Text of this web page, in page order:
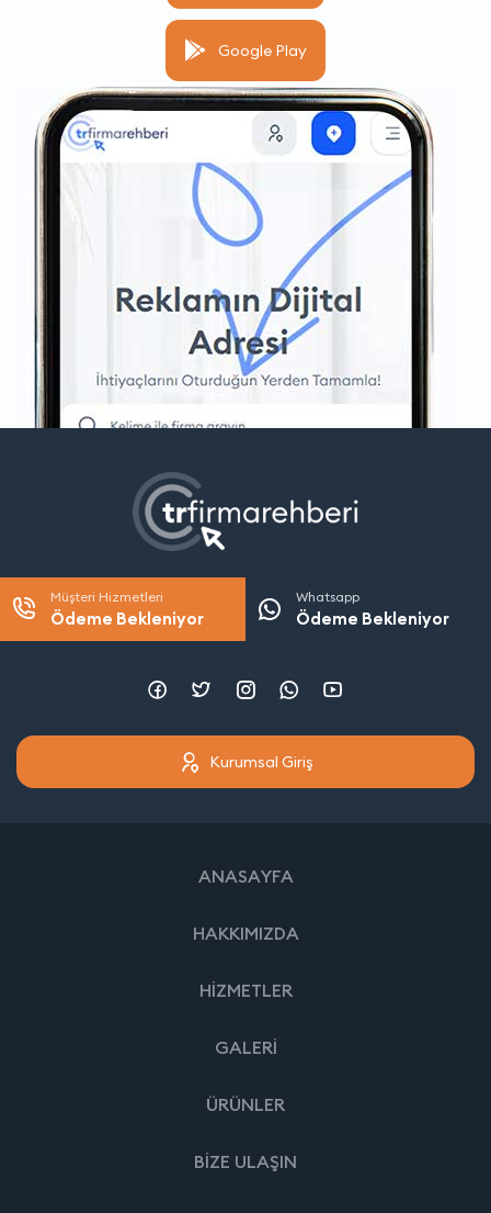
Google Play
Müşteri Hizmetleri
Ödeme Bekleniyor
Whatsapp
Ödeme Bekleniyor
Kurumsal Giriş
ANASAYFA
HAKKIMIZDA
HİZMETLER
GALERİ
ÜRÜNLER
BİZE ULAŞIN